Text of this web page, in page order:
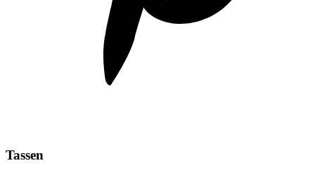
Tassen